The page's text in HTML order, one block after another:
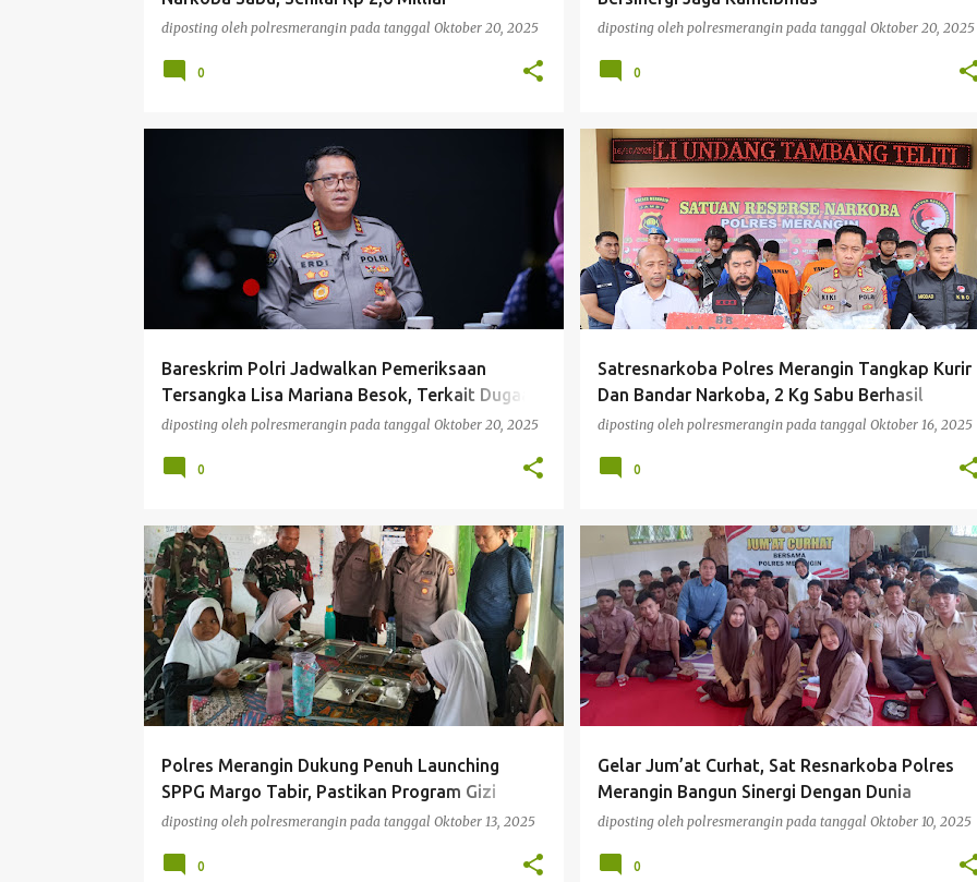
diposting oleh polresmerangin pada tanggal Oktober 20, 2025
0
diposting oleh polresmerangin pada tanggal Oktober 20, 2025
0
Bareskrim Polri Jadwalkan Pemeriksaan
Tersangka Lisa Mariana Besok, Terkait Dugaan
Pencemaran Nama Baik
diposting oleh polresmerangin pada tanggal Oktober 20, 2025
0
Satresnarkoba Polres Merangin Tangkap Kurir
Dan Bandar Narkoba, 2 Kg Sabu Berhasil
Diamankan.
diposting oleh polresmerangin pada tanggal Oktober 16, 2025
BERITA
0
Polres Merangin Dukung Penuh Launching
SPPG Margo Tabir, Pastikan Program Gizi
Tepat Sasaran
diposting oleh polresmerangin pada tanggal Oktober 13, 2025
BERITA
0
Gelar Jum’at Curhat, Sat Resnarkoba Polres
Merangin Bangun Sinergi Dengan Dunia
Pendidikan, Guna Cegah Penyalahgunaan
diposting oleh polresmerangin pada tanggal Oktober 10, 2025
0